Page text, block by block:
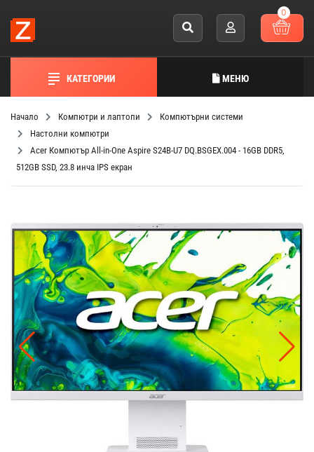
0
КАТЕГОРИИ МЕНЮ
Начало Компютри и лаптопи
Компютърни системи
Настолни компютри
Acer Компютър All-in-One Aspire S24B-U7 DQ.BSGEX.004 - 16GB DDR5,
512GB SSD, 23.8 инча IPS екран